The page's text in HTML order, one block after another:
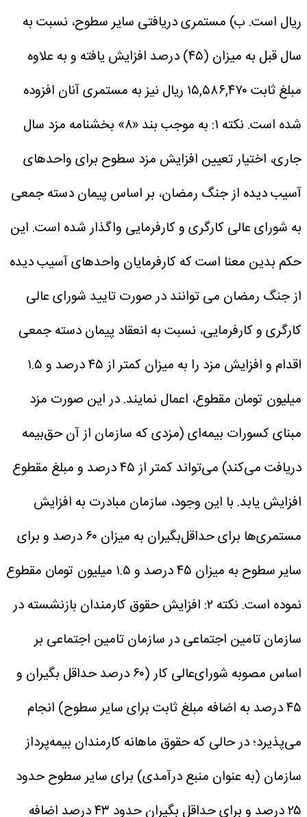
ریال است.ب) مستمری دریافتی سایر سطوح، نسبت به
سال قبل به میزان (۴۵) درصد افزایش یافته و به علاوه
مبلغ ثابت ۱۵,۵۸۶,۴۷۰ ریال نیز به مستمری آنان افزوده
شده است.
نکته ۱: به‌ موجب بند «۸» بخشنامه مزد سال
جاری، اختیار تعیین افزایش مزد سطوح برای واحدهای
آسیب دیده از جنگ رمضان، بر اساس پیمان دسته جمعی
به شورای عالی کارگری و کارفرمایی واگذار شده است. این
حکم بدین معنا است که کارفرمایان واحدهای آسیب دیده
از جنگ رمضان می توانند در صورت تایید شورای عالی
کارگری و کارفرمایی، نسبت به انعقاد پیمان دسته جمعی
اقدام و افزایش مزد را به میزان کمتر از ۴۵ درصد و ۱.۵
میلیون تومان مقطوع، اعمال نمایند.در این صورت مزد
مبنای کسورات بیمه‌ای (مزدی که سازمان از آن حق‌بیمه
دریافت می‌کند) می‌تواند کمتر از ۴۵ درصد و مبلغ مقطوع
افزایش یابد. با این وجود، سازمان مبادرت به افزایش
مستمری‌ها برای حداقل‌بگیران به‌ میزان ۶۰ درصد و برای
سایر سطوح به‌ میزان ۴۵ درصد و ۱.۵ میلیون تومان مقطوع
نموده است.
نکته ۲: افزایش حقوق کارمندان بازنشسته در
سازمان تامین اجتماعی در سازمان تامین اجتماعی بر
اساس مصوبه شورای‌عالی کار (۶۰ درصد حداقل بگیران و
۴۵ درصد به اضافه مبلغ ثابت برای سایر سطوح) انجام
می‌پذیرد؛ در حالی که حقوق ماهانه کارمندان بیمه‌پرداز
سازمان (به عنوان منبع درآمدی) برای سایر سطوح حدود
۲۵ درصد و برای حداقل بگیران حدود ۴۳ درصد اضافه